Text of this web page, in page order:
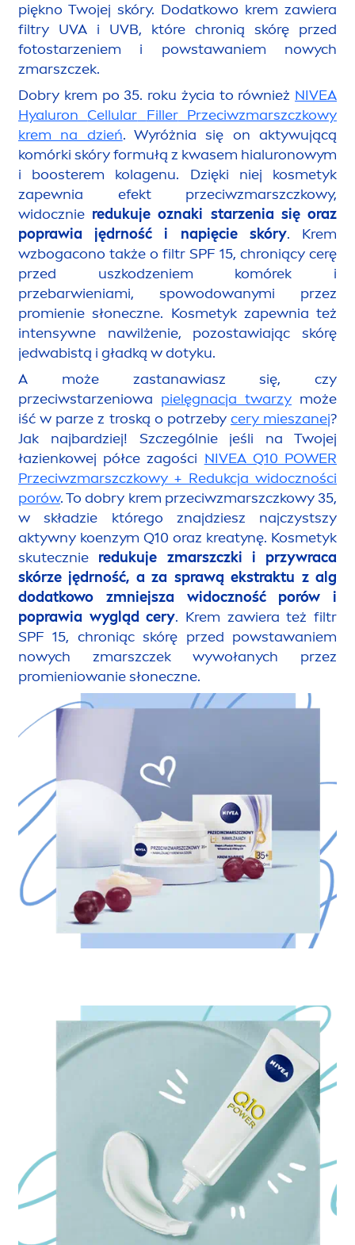
piękno Twojej skóry. Dodatkowo krem zawiera
filtry UVA i UVB, które chronią skórę przed
fotostarzeniem i powstawaniem nowych
zmarszczek.
Dobry krem po 35. roku życia to również NIVEA
Hyaluron Cellular FillerPrzeciwzmarszczkowy
krem na dzień. Wyróżnia się on aktywującą
komórki skóry formułą z kwasem hialuronowym
i boosterem kolagenu. Dzięki niej kosmetyk
zapewnia efekt przeciwzmarszczkowy,
widocznie redukuje oznaki starzenia się oraz
poprawia jędrność i napięcie skóry. Krem
wzbogacono także o filtr SPF 15, chroniący cerę
przed uszkodzeniem komórek i
przebarwieniami, spowodowanymi przez
promienie słoneczne. Kosmetyk zapewnia też
intensywne nawilżenie, pozostawiając skórę
jedwabistą i gładką w dotyku.
A może zastanawiasz się, czy
przeciwstarzeniowa pielęgnacja twarzy może
iść w parze z troską o potrzeby cery mieszanej?
Jak najbardziej! Szczególnie jeśli na Twojej
łazienkowej półce zagości NIVEAQ10 POWER
Przeciwzmarszczkowy + Redukcja widoczności
porów. To dobry krem przeciwzmarszczkowy 35,
w składzie którego znajdziesz najczystszy
aktywny koenzym Q10 oraz kreatynę. Kosmetyk
skutecznie redukuje zmarszczki i przywraca
skórze jędrność, a za sprawą ekstraktu z alg
dodatkowo zmniejsza widoczność porów i
poprawia wygląd cery. Krem zawiera też filtr
SPF 15, chroniąc skórę przed powstawaniem
nowych zmarszczek wywołanych przez
promieniowanie słoneczne.